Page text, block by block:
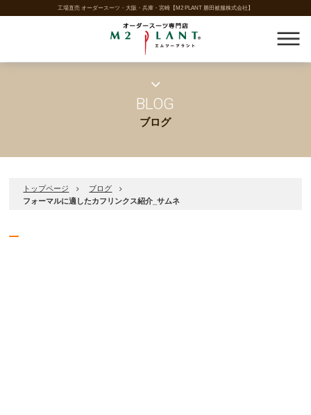
工場直売 オーダースーツ・大阪・兵庫・宮崎【M2 PLANT 勝田被服株式会社】
BLOG
ブログ
トップページ
ブログ
フォーマルに適したカフリンクス紹介_サムネ